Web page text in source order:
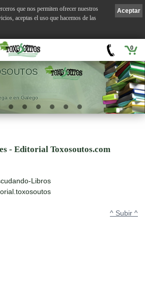
0
e en Galego
- Editorial Toxosoutos.com
Libros
^ Subir ^
Aceptar
que nos permiten ofrecer nuestros
aceptas el uso que hacemos de las